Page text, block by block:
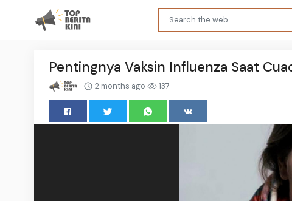
Pentingnya Vaksin Influenza Saat
2 months ago 137